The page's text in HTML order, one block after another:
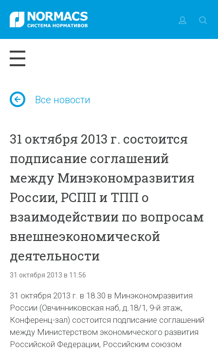
Все новости
31 октября 2013 г. состоится
подписание соглашений
между Минэкономразвития
России, РСПП и ТПП о
взаимодействии по вопросам
внешнеэкономической
деятельности
31 октября 2013 в 11:56
31 октября 2013 г. в 18.30 в Минэкономразвития
России (Овчинниковская наб, д.18/1, 9-й этаж,
Конференц-зал) состоится подписание соглашений
между Министерством экономического развития
Российской Федерации, Российским союзом